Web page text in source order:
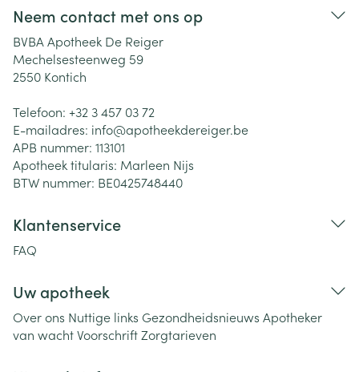
Neem contact met ons op
BVBA Apotheek De Reiger
Mechelsesteenweg 59
2550 Kontich
Telefoon: +32 3 457 03 72
E-mailadres: info@apotheekdereiger.be
APB nummer: 113101
Apotheek titularis: Marleen Nijs
BTW nummer: BE0425748440
Klantenservice
FAQ
Uw apotheek
Over ons Nuttige links Gezondheidsnieuws Apotheker
van wachtVoorschriftZorgtarieven